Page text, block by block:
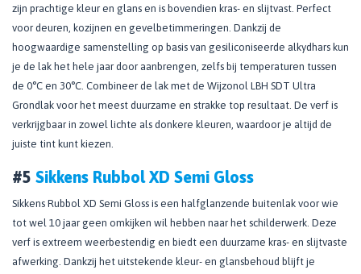
zijn prachtige kleur en glans en is bovendien kras- en slijtvast. Perfect
voor deuren, kozijnen en gevelbetimmeringen. Dankzij de
hoogwaardige samenstelling op basis van gesiliconiseerde alkydhars kun
je de lak het hele jaar door aanbrengen, zelfs bij temperaturen tussen
de 0°C en 30°C. Combineer de lak met de Wijzonol LBH SDT Ultra
Grondlak voor het meest duurzame en strakke top resultaat. De verf is
verkrijgbaar in zowel lichte als donkere kleuren, waardoor je altijd de
juiste tint kunt kiezen.
#5 Sikkens Rubbol XD Semi Gloss
Sikkens Rubbol XD Semi Gloss is een halfglanzende buitenlak voor wie
tot wel 10 jaar geen omkijken wil hebben naar het schilderwerk. Deze
verf is extreem weerbestendig en biedt een duurzame kras- en slijtvaste
afwerking. Dankzij het uitstekende kleur- en glansbehoud blijft je